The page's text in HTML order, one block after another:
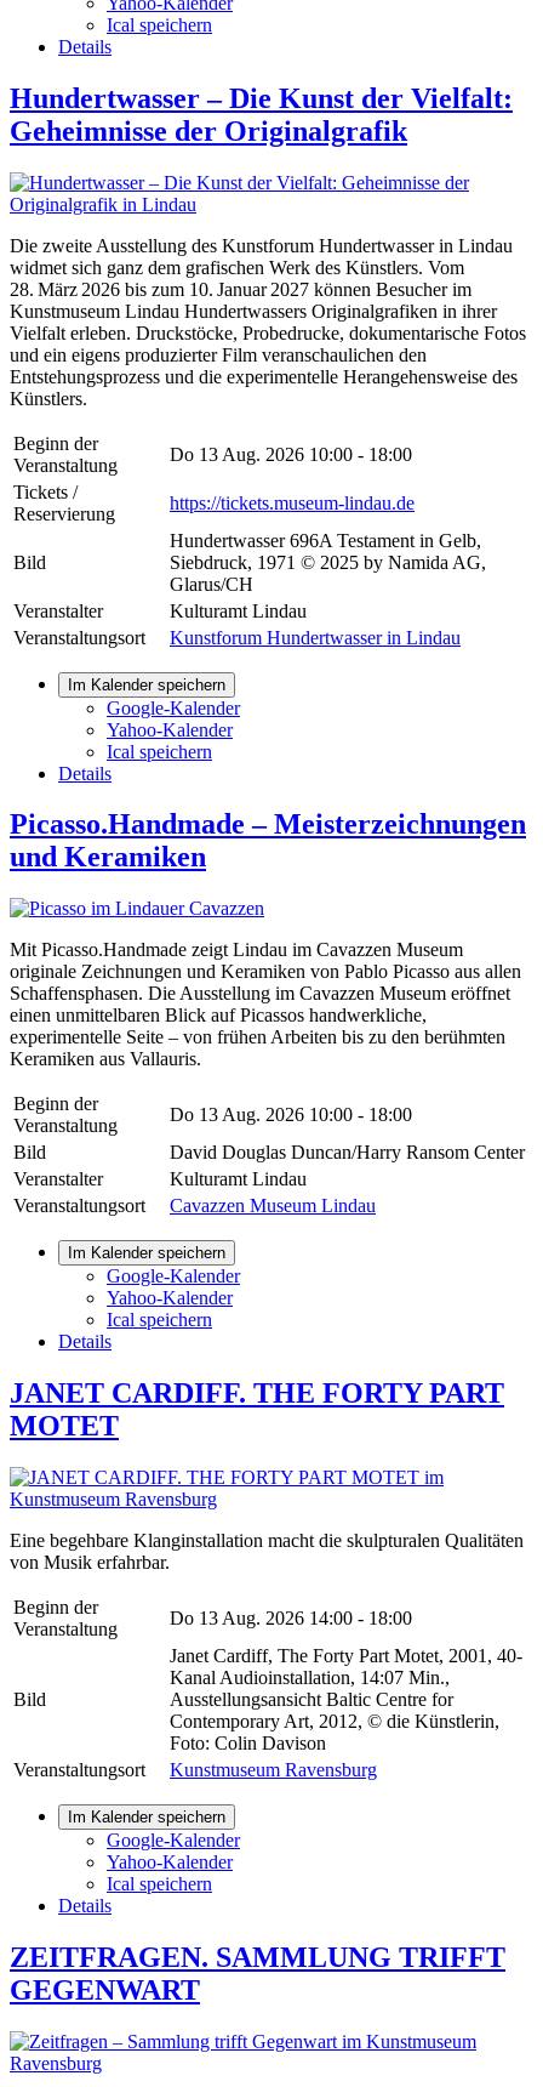
Ical speichern
Details
Hundertwasser – Die Kunst der Vielfalt:
Geheimnisse der Originalgrafik
Die zweite Ausstellung des Kunstforum Hundertwasser in Lindau
widmet sich ganz dem grafischen Werk des Künstlers. Vom
28. März 2026 bis zum 10. Januar 2027 können Besucher im
Kunstmuseum Lindau Hundertwassers Originalgrafiken in ihrer
Vielfalt erleben. Druckstöcke, Probedrucke, dokumentarische Fotos
und ein eigens produzierter Film veranschaulichen den
Entstehungsprozess und die experimentelle Herangehensweise des
Künstlers.
Beginn der
Veranstaltung
Do 13 Aug. 2026 10:00 - 18:00
Tickets /
Reservierung
https://tickets.museum-lindau.de
Bild
Hundertwasser 696A Testament in Gelb,
Siebdruck, 1971 © 2025 by Namida AG,
Glarus/CH
Veranstalter
Kulturamt Lindau
Veranstaltungsort
Kunstforum Hundertwasser in Lindau
Im Kalender speichern
Google-Kalender
Yahoo-Kalender
Ical speichern
Details
Picasso.Handmade – Meisterzeichnungen
und Keramiken
Mit Picasso.Handmade zeigt Lindau im Cavazzen Museum
originale Zeichnungen und Keramiken von Pablo Picasso aus allen
Schaffensphasen. Die Ausstellung im Cavazzen Museum eröffnet
einen unmittelbaren Blick auf Picassos handwerkliche,
experimentelle Seite – von frühen Arbeiten bis zu den berühmten
Keramiken aus Vallauris.
Beginn der
Veranstaltung
Do 13 Aug. 2026 10:00 - 18:00
Bild
David Douglas Duncan/Harry Ransom Center
Veranstalter
Kulturamt Lindau
Veranstaltungsort
Cavazzen Museum Lindau
Im Kalender speichern
Google-Kalender
Yahoo-Kalender
Ical speichern
Details
JANET CARDIFF. THE FORTY PART
MOTET
Eine begehbare Klanginstallation macht die skulpturalen Qualitäten
von Musik erfahrbar.
Beginn der
Veranstaltung
Do 13 Aug. 2026 14:00 - 18:00
Bild
Janet Cardiff, The Forty Part Motet, 2001, 40-
Kanal Audioinstallation, 14:07 Min.,
Ausstellungsansicht Baltic Centre for
Contemporary Art, 2012, © die Künstlerin,
Foto: Colin Davison
Veranstaltungsort
Kunstmuseum Ravensburg
Im Kalender speichern
Google-Kalender
Yahoo-Kalender
Ical speichern
Details
ZEITFRAGEN. SAMMLUNG TRIFFT
GEGENWART